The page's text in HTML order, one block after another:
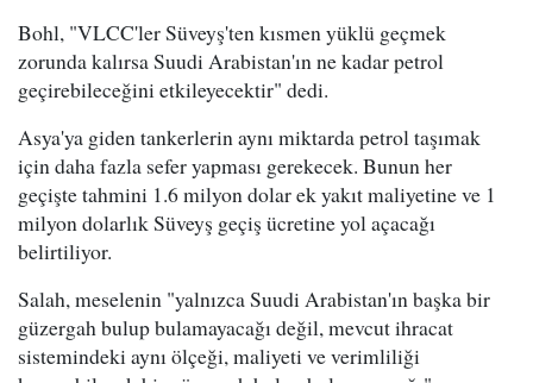
Bohl, "VLCC'ler Süveyş'ten kısmen yüklü geçmek
zorunda kalırsa Suudi Arabistan'ın ne kadar petrol
geçirebileceğini etkileyecektir" dedi.
Asya'ya giden tankerlerin aynı miktarda petrol taşımak
için daha fazla sefer yapması gerekecek. Bunun her
geçişte tahmini 1.6 milyon dolar ek yakıt maliyetine ve 1
milyon dolarlık Süveyş geçiş ücretine yol açacağı
belirtiliyor.
Salah, meselenin "yalnızca Suudi Arabistan'ın başka bir
güzergah bulup bulamayacağı değil, mevcut ihracat
sistemindeki aynı ölçeği, maliyeti ve verimliliği